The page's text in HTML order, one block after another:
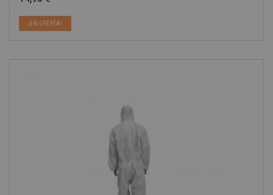
¡EN OFERTA!